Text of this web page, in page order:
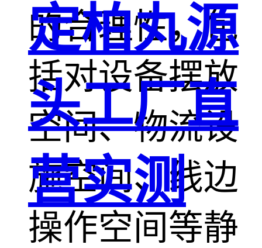
的合理性，包
括对设备摆放
空间、物流设
施空间、线边
操作空间等静
定柏丸源
头工厂直
营实测